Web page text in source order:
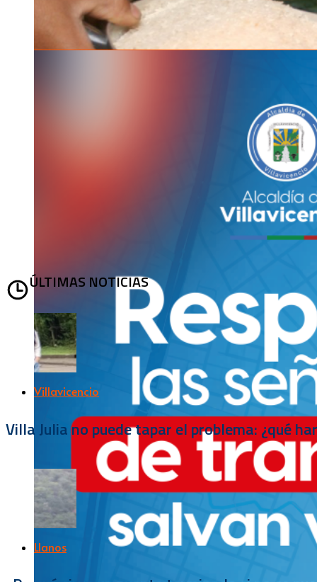
ÚLTIMAS NOTICIAS
Villavicencio
Villa Julia no puede tapar el problema: ¿qué
Llanos